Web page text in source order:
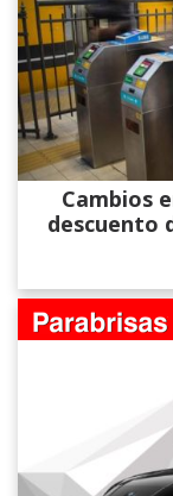
Cambios
descuento